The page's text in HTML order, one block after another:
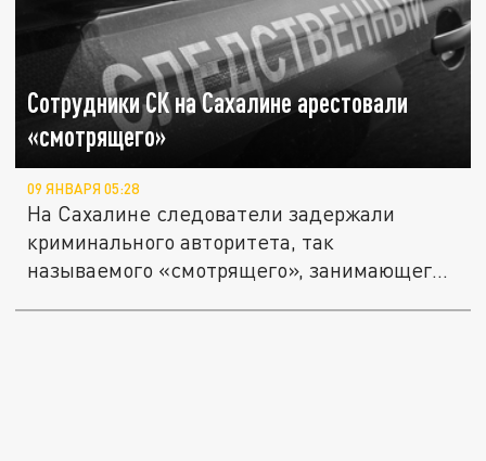
Сотрудники СК на Сахалине арестовали
«смотрящего»
09 ЯНВАРЯ 05:28
На Сахалине следователи задержали
криминального авторитета, так
называемого «смотрящего», занимающего